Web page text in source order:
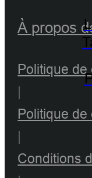
À propos
Politique
Politique
Conditions